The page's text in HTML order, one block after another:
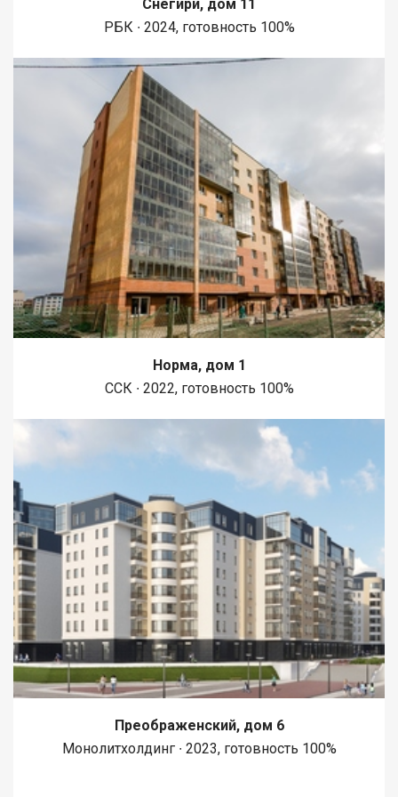
1450 метров вдоль реки Енисей и 500 метров вдоль реки
Базаиха с организованными спусками к воде и остановкой
Сеть пешеходных и велосипедно-роликовых дорожек по
всему району. В целях безопасности велосипедно-роликовая
дорожка от пешеходной изолирована бордюром высотой 10
Снегири, дом 11
РБК ∙ 2024, готовность 100%
Норма, дом 1
ССК ∙ 2022, готовность 100%
Преображенский, дом 6
Монолитхолдинг ∙ 2023, готовность 100%